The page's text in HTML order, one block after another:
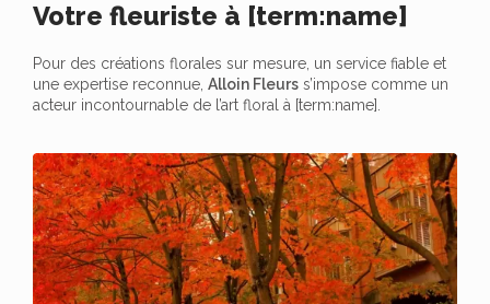
Votre fleuriste à [term:name]
Pour des créations florales sur mesure, un service fiable et
une expertise reconnue, Alloin Fleurs s’impose comme un
acteur incontournable de l’art floral à [term:name].